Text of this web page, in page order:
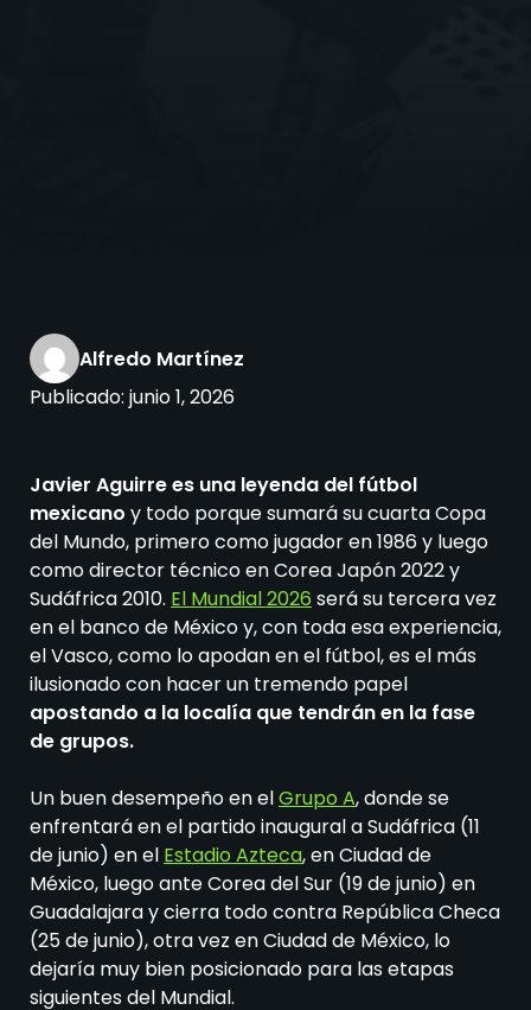
Alfredo Martínez
Publicado: junio 1, 2026
Javier Aguirre es una leyenda del fútbol
mexicano y todo porque sumará su cuarta Copa
del Mundo, primero como jugador en 1986 y luego
como director técnico en Corea Japón 2022 y
Sudáfrica 2010. El Mundial 2026 será su tercera vez
en el banco de México y, con toda esa experiencia,
el Vasco, como lo apodan en el fútbol, es el más
ilusionado con hacer un tremendo papel
apostando a la localía que tendrán en la fase
de grupos.
Un buen desempeño en elGrupo A, donde se
enfrentará en el partido inaugural a Sudáfrica (11
de junio) en el Estadio Azteca, en Ciudad de
México, luego ante Corea del Sur (19 de junio) en
Guadalajara y cierra todo contra República Checa
(25 de junio), otra vez en Ciudad de México, lo
dejaría muy bien posicionado para las etapas
siguientes del Mundial.